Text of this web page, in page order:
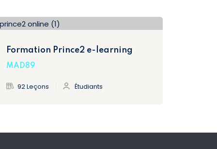
Formation Prince2 e-learning
MAD89
92 Leçons Étudiants